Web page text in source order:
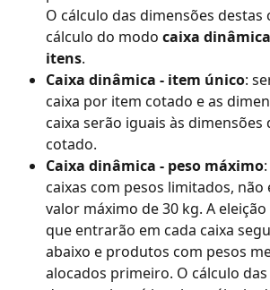
O cálculo das dimensões destas
cálculo do modo caixa
itens.
Caixa dinâmica - item único:
caixa por item cotado e as
caixa serão iguais às
cotado.
Caixa dinâmica - peso máximo
caixas com pesos limitados, não
valor máximo de 30 kg. A
que entrarão em cada caixa
abaixo e produtos com pesos
alocados primeiro. O cálculo